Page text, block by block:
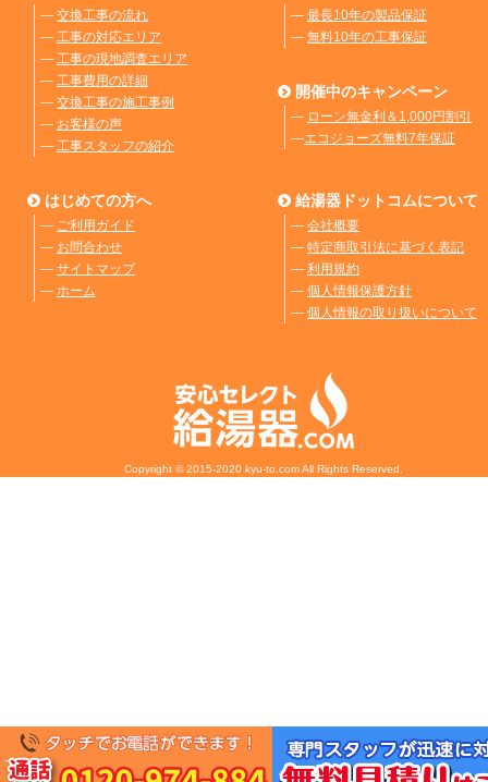
― 交換工事の流れ
― 工事の対応エリア
― 工事の現地調査エリア
― 工事費用の詳細
― 交換工事の施工事例
― お客様の声
― 工事スタッフの紹介
― 最長10年の製品保証
― 無料10年の工事保証
開催中のキャンペーン
― ローン無金利＆1,000円割引
―エコジョーズ無料7年保証
はじめての方へ
― ご利用ガイド
― お問合わせ
― サイトマップ
― ホーム
給湯器ドットコムについて
― 会社概要
― 特定商取引法に基づく表記
― 利用規約
― 個人情報保護方針
― 個人情報の取り扱いについて
Copyright © 2015-2020 kyu-to.com All Rights Reserved.